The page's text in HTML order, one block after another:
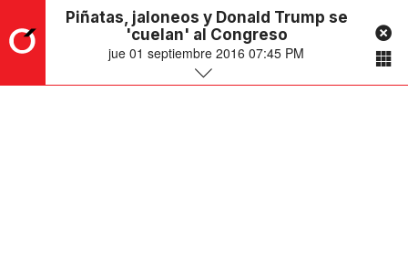
Piñatas, jaloneos y Donald Trump se
'cuelan' al Congreso
jue 01 septiembre 2016 07:45 PM